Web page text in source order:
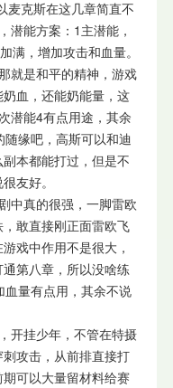
麦克斯在这几章简直不
潜能方案：1主潜能，
满，增加攻击和血量。
就是和平的精神，游戏
血，还能奶能量，这
潜能4有点用途，其余
缘吧，高斯可以和迪
本都能打过，但是不
友好。
中真的很强，一脚雷欧
敢直接刚正面雷欧飞
戏中作用不是很大，
第八章，所以没啥练
量有点用，其余不说
开挂少年，不管在特摄
攻击，从前排直接打
可以大量留材料给赛